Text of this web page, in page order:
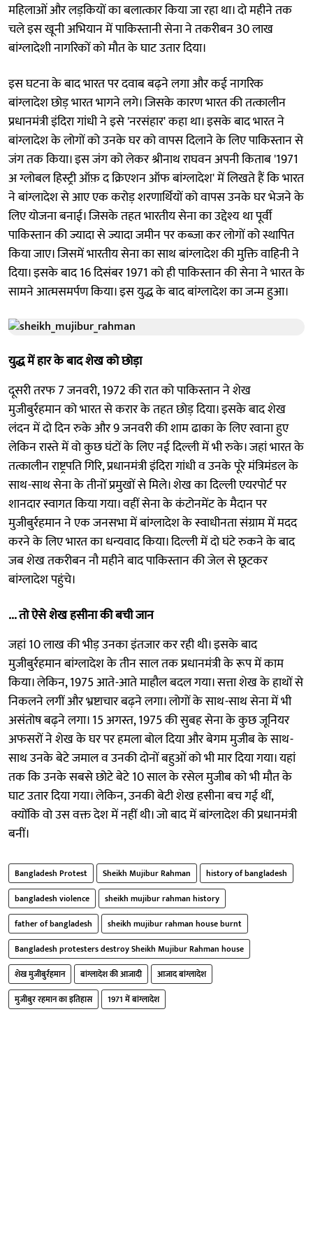
महिलाओं और लड़कियों का बलात्कार किया जा रहा था। दो महीने तक
चले इस खूनी अभियान में पाकिस्तानी सेना ने तकरीबन 30 लाख
बांग्लादेशी नागरिकों को मौत के घाट उतार दिया।
इस घटना के बाद भारत पर दवाब बढ़ने लगा और कई नागरिक
बांग्लादेश छोड़ भारत भागने लगे। जिसके कारण भारत की तत्कालीन
प्रधानमंत्री इंदिरा गांधी ने इसे 'नरसंहार' कहा था। इसके बाद भारत ने
बांग्लादेश के लोगों को उनके घर को वापस दिलाने के लिए पाकिस्तान से
जंग तक किया। इस जंग को लेकर श्रीनाथ राघवन अपनी किताब '1971
अ ग्लोबल हिस्ट्री ऑफ़ द क्रिएशन ऑफ बांग्लादेश' में लिखते हैं कि भारत
ने बांग्लादेश से आए एक करोड़ शरणार्थियों को वापस उनके घर भेजने के
लिए योजना बनाई। जिसके तहत भारतीय सेना का उद्देश्य था पूर्वी
पाकिस्तान की ज्यादा से ज्यादा जमीन पर कब्जा कर लोगों को स्थापित
किया जाए। जिसमें भारतीय सेना का साथ बांग्लादेश की मुक्ति वाहिनी ने
दिया। इसके बाद 16 दिसंबर 1971 को ही पाकिस्तान की सेना ने भारत के
सामने आत्मसमर्पण किया। इस युद्ध के बाद बांग्लादेश का जन्म हुआ।
युद्ध में हार के बाद शेख को छोड़ा
दूसरी तरफ 7 जनवरी, 1972 की रात को पाकिस्तान ने शेख
मुजीबुर्रहमान को भारत से करार के तहत छोड़ दिया। इसके बाद शेख
लंदन में दो दिन रुके और 9 जनवरी की शाम ढाका के लिए रवाना हुए
लेकिन रास्ते में वो कुछ घंटों के लिए नई दिल्ली में भी रुके। जहां भारत के
तत्कालीन राष्ट्रपति गिरि, प्रधानमंत्री इंदिरा गांधी व उनके पूरे मंत्रिमंडल के
साथ-साथ सेना के तीनों प्रमुखों से मिले। शेख का दिल्ली एयरपोर्ट पर
शानदार स्वागत किया गया। वहीं सेना के कंटोनमेंट के मैदान पर
मुजीबुर्रहमान ने एक जनसभा में बांग्लादेश के स्वाधीनता संग्राम में मदद
करने के लिए भारत का धन्यवाद किया। दिल्ली में दो घंटे रुकने के बाद
जब शेख तकरीबन नौ महीने बाद पाकिस्तान की जेल से छूटकर
बांग्लादेश पहुंचे।
... तो ऐसे शेख हसीना की बची जान
जहां 10 लाख की भीड़ उनका इंतजार कर रही थी। इसके बाद
मुजीबुर्रहमान बांग्लादेश के तीन साल तक प्रधानमंत्री के रूप में काम
किया। लेकिन, 1975 आते-आते माहौल बदल गया। सत्ता शेख के हाथों से
निकलने लगीं और भ्रष्टाचार बढ़ने लगा। लोगों के साथ-साथ सेना में भी
असंतोष बढ़ने लगा। 15 अगस्त, 1975 की सुबह सेना के कुछ जूनियर
अफसरों ने शेख के घर पर हमला बोल दिया और बेगम मुजीब के साथ-
साथ उनके बेटे जमाल व उनकी दोनों बहुओं को भी मार दिया गया। यहां
तक कि उनके सबसे छोटे बेटे 10 साल के रसेल मुजीब को भी मौत के
घाट उतार दिया गया। लेकिन, उनकी बेटी शेख हसीना बच गई थीं,
क्योंकि वो उस वक्त देश में नहीं थी। जो बाद में बांग्लादेश की प्रधानमंत्री
बनीं।
Bangladesh Protest Sheikh Mujibur Rahman
history of bangladesh
bangladesh violence
sheikh mujibur rahman history
father of bangladesh
sheikh mujibur rahman house burnt
Bangladesh protesters destroy Sheikh Mujibur Rahman house
शेख मुजीबुर्रहमान
बांग्लादेश की आजादी
आजाद बांग्लादेश
मुजीबुर रहमान का इतिहास
1971 में बांग्लादेश